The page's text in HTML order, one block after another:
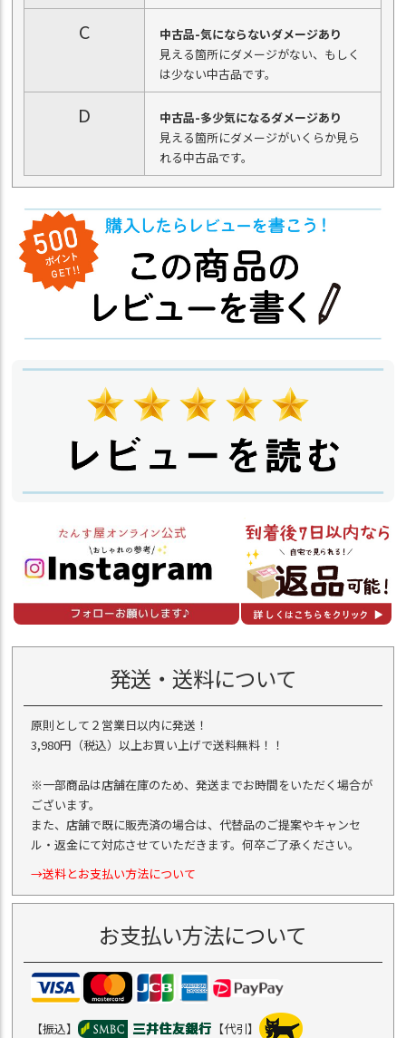
C
中古品-気にならないダメージあり
見える箇所にダメージがない、もしく
は少ない中古品です。
D
中古品-多少気になるダメージあり
見える箇所にダメージがいくらか見ら
れる中古品です。
発送・送料について
原則として２営業日以内に発送！
3,980円（税込）以上お買い上げで送料無料！！
※一部商品は店舗在庫のため、発送までお時間をいただく場合が
ございます。
また、店舗で既に販売済の場合は、代替品のご提案やキャンセ
ル・返金にて対応させていただきます。何卒ご了承ください。
→送料とお支払い方法について
お支払い方法について
【振込】 【代引】